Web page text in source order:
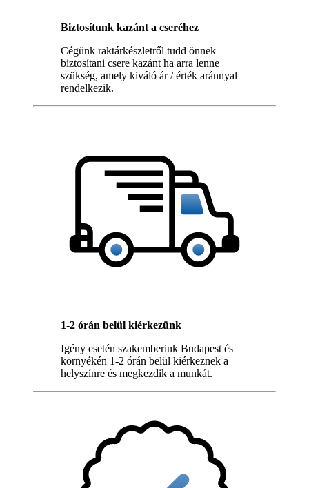
Biztosítunk kazánt a cseréhez
Cégünk raktárkészletről tudd önnek
biztosítani csere kazánt ha arra lenne
szükség, amely kiváló ár / érték aránnyal
rendelkezik.
1-2 órán belül kiérkezünk
Igény esetén szakemberink Budapest és
környékén 1-2 órán belül kiérkeznek a
helyszínre és megkezdik a munkát.